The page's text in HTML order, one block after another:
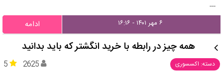
---
۶ مهر ۱۴۰۱ - ۱۶:۱۶ ادامه
همه چیز در رابطه با خرید انگشتر که باید بدانید
دسته: اکسسوری 5 2625